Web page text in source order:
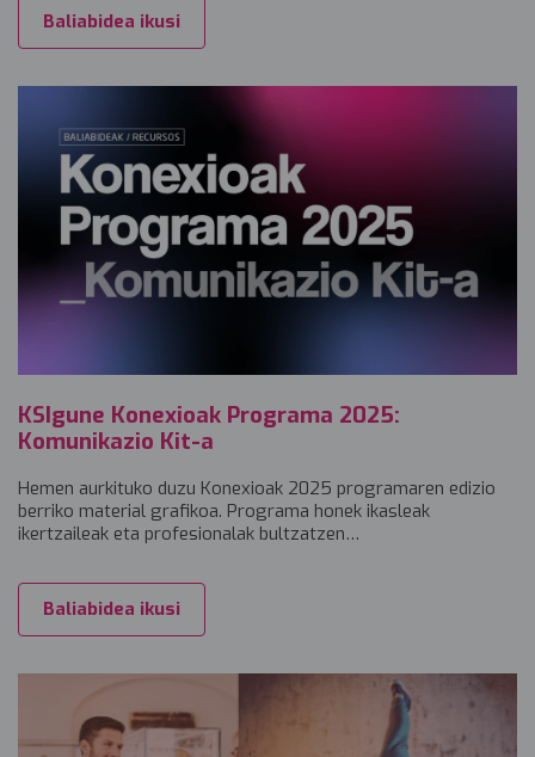
Baliabidea ikusi
KSIgune Konexioak Programa 2025:
Komunikazio Kit-a
Hemen aurkituko duzu Konexioak 2025 programaren edizio
berriko material grafikoa. Programa honek ikasleak
ikertzaileak eta profesionalak bultzatzen…
Baliabidea ikusi